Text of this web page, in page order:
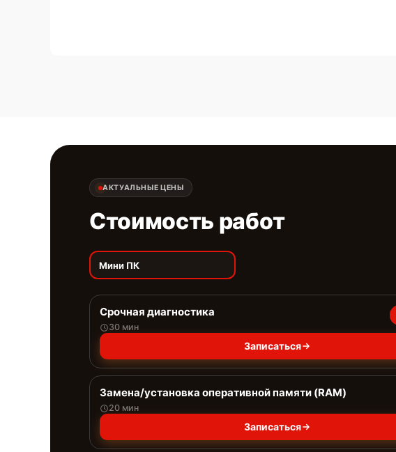
АКТУАЛЬНЫЕ ЦЕНЫ
Стоимость работ
Мини ПК
Срочная диагностика
30 мин
Записаться
Замена/установка оперативной памяти (RAM)
20 мин
Записаться